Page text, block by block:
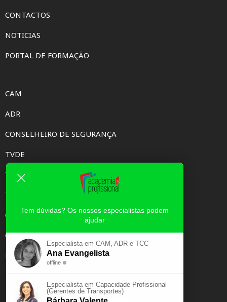
CONTACTOS
NOTICIAS
PORTAL DE FORMAÇÃO
CAM
ADR
CONSELHEIRO DE SEGURANÇA
TVDE
TAXI
TCC
CAPACIDADE PROFISSIONAL
CURSOS E-LEARNING
EXAME PSICOTÉCNICO
Tem dúvidas? Os nossos especialistas podem
ajudar
Especialista em CAM, ADR e TCC
Ana Evangelista
offline
Especialista em Capacidade Profissional
(Gerentes de Transportes)